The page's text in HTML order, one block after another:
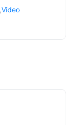
,Video